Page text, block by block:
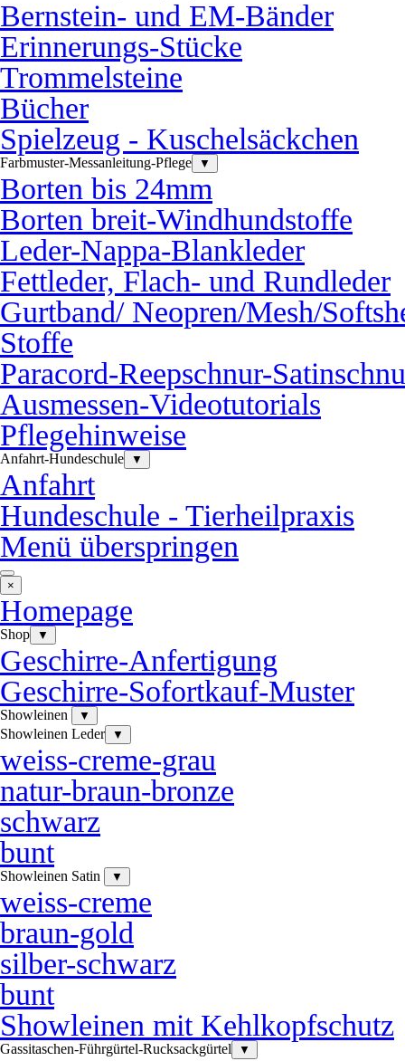
Bernstein- und EM-Bänder
Erinnerungs-Stücke
Trommelsteine
Bücher
Spielzeug - Kuschelsäckchen
Farbmuster-Messanleitung-Pflege ▼
Borten bis 24mm
Borten breit-Windhundstoffe
Leder-Nappa-Blankleder
Fettleder, Flach- und Rundleder
Gurtband/ Neopren/Mesh/
Stoffe
Paracord-Reepschnur-
Ausmessen-Videotutorials
Pflegehinweise
Anfahrt-Hundeschule ▼
Anfahrt
Hundeschule - Tierheilpraxis
Menü überspringen
×
Homepage
Shop ▼
Geschirre-Anfertigung
Geschirre-Sofortkauf-Muster
Showleinen ▼
Showleinen Leder ▼
weiss-creme-grau
natur-braun-bronze
schwarz
bunt
Showleinen Satin ▼
weiss-creme
braun-gold
silber-schwarz
bunt
Showleinen mit Kehlkopfschutz
Gassitaschen-Führgürtel-Rucksackgürtel ▼